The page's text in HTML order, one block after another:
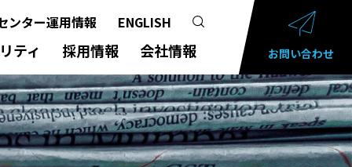
ンター運用情報 ENGLISH
ティ 採用情報 会社情報 お問い合わせ